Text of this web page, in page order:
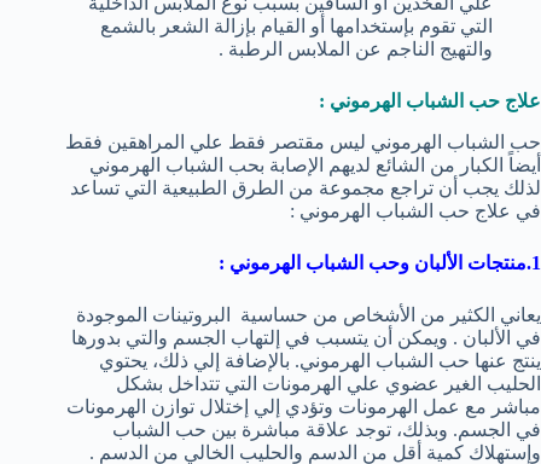
التي تقوم بإستخدامها أو القيام بإزالة الشعر بالشمع
والتهيج الناجم عن الملابس الرطبة .
علاج حب الشباب الهرموني :
حب الشباب الهرموني ليس مقتصر فقط علي المراهقين فقط
أيضاً الكبار من الشائع لديهم الإصابة بحب الشباب الهرموني
لذلك يجب أن تراجع مجموعة من الطرق الطبيعية التي تساعد
في علاج حب الشباب الهرموني :
1.منتجات الألبان وحب الشباب الهرموني :
يعاني الكثير من الأشخاص من حساسية البروتينات الموجودة
في الألبان . ويمكن أن يتسبب في إلتهاب الجسم والتي بدورها
ينتج عنها حب الشباب الهرموني. بالإضافة إلي ذلك، يحتوي
الحليب الغير عضوي علي الهرمونات التي تتداخل بشكل
مباشر مع عمل الهرمونات وتؤدي إلي إختلال توازن الهرمونات
في الجسم. وبذلك، توجد علاقة مباشرة بين حب الشباب
وإستهلاك كمية أقل من الدسم والحليب الخالي من الدسم .